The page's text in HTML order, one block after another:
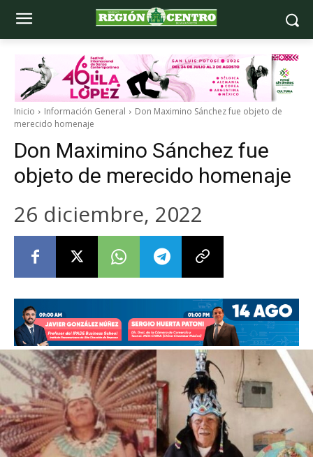
Inicio Información General
Don Maximino Sánchez fue objeto de
merecido homenaje
Don Maximino Sánchez fue
objeto de merecido homenaje
26 diciembre, 2022